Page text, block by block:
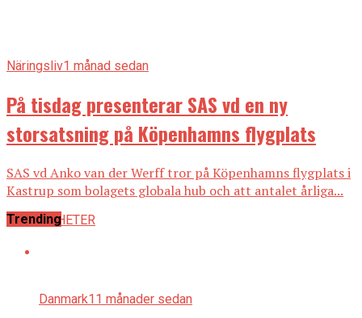
Näringsliv1 månad sedan
På tisdag presenterar SAS vd en ny
storsatsning på Köpenhamns flygplats
SAS vd Anko van der Werff tror på Köpenhamns flygplats i
Kastrup som bolagets globala hub och att antalet årliga...
ALLA NYHETER
Trending
Danmark11 månader sedan